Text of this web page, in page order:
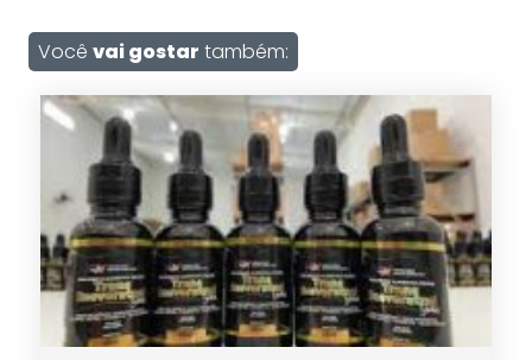
Você vai gostar também: